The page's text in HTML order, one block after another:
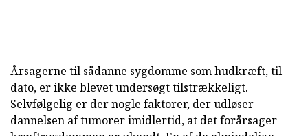
Årsagerne til sådanne sygdomme som hudkræft, til
dato, er ikke blevet undersøgt tilstrækkeligt.
Selvfølgelig er der nogle faktorer, der udløser
dannelsen af tumorer imidlertid, at det forårsager